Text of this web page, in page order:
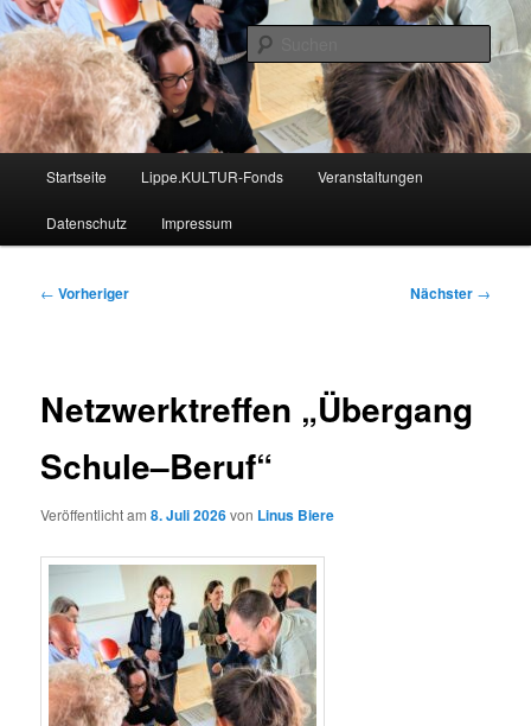
Zum
primären
Inhalt
springenLippe Bildungsticker
Nachrichten aus dem regionalen Bildungsnetzwerk des Kreises Lippe
Startseite Lippe.KULTUR-Fonds Veranstaltungen
Datenschutz Impressum
Beitragsnavigation
← Vorheriger Nächster →
Netzwerktreffen „Übergang
Schule–Beruf“
Veröffentlicht am8. Juli 2026von Linus Biere